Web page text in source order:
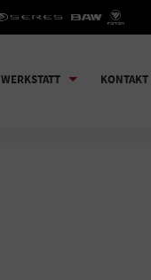
WERKSTATT KONTAKT